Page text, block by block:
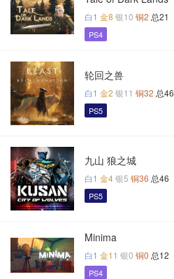
白1 金8 银10 铜2 总21
PS4
轮回之兽
白1 金2 银11 铜32 总46
PS5
九山 狼之城
白1 金4银5 铜36 总46
PS5
Minima
白1 金11 银0 铜0 总12
PS4